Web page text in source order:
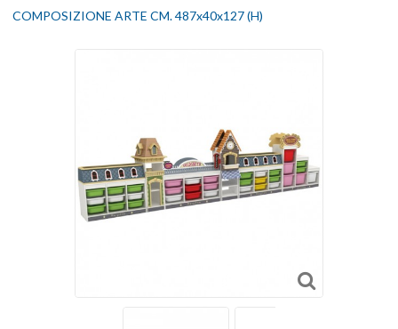
COMPOSIZIONE ARTE CM. 487x40x127 (H)